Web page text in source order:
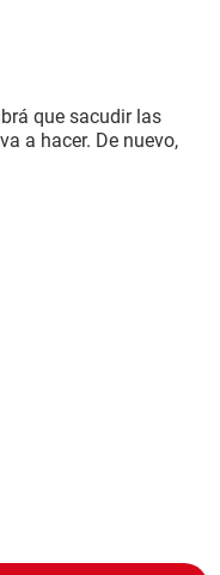
que sacudir las
a hacer. De nuevo,